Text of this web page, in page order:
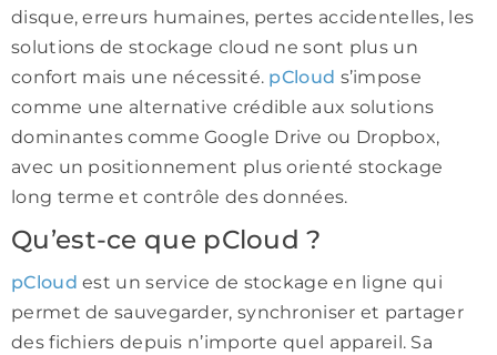
disque, erreurs humaines, pertes accidentelles, les
solutions de stockage cloud ne sont plus un
confort mais une nécessité. pCloud s’impose
comme une alternative crédible aux solutions
dominantes commeGoogle Drive ou Dropbox,
avec un positionnement plus orienté stockage
long terme et contrôle des données.
Qu’est-ce que pCloud ?
pCloud est un service de stockage en ligne qui
permet de sauvegarder, synchroniser et partager
des fichiers depuis n’importe quel appareil. Sa